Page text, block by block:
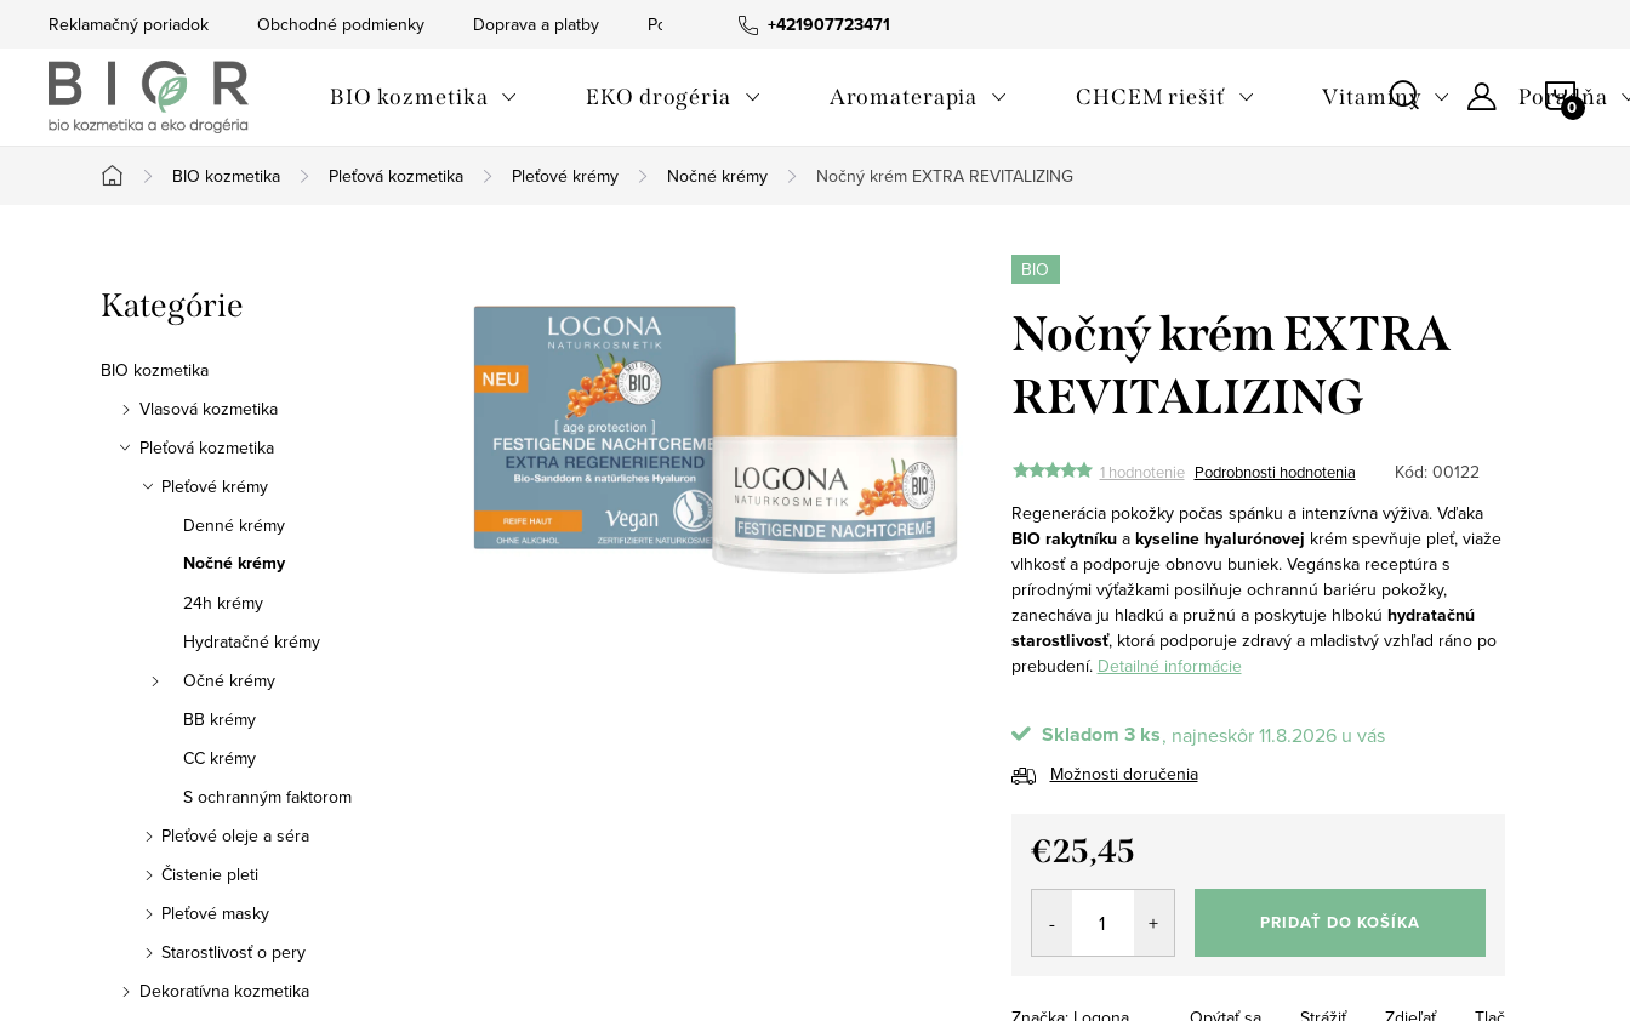
+421907723471
Reklamačný poriadok Obchodné podmienky Doprava a platby Podmienky ochrany osobných údajov
BIO kozmetika EKO drogéria Aromaterapia CHCEM riešiť Vitamíny Poradňa
Domov
BIO kozmetika Pleťová kozmetika Pleťové krémy Nočné krémy Nočný krém EXTRA REVITALIZING
o
č
n
Preskočiť
kategórie
Kategórie
BIO kozmetika
Vlasová kozmetika
Pleťová kozmetika
Pleťové krémy
Denné krémy
Nočné krémy
24h krémy
Hydratačné krémy
Očné krémy
BB krémy
CC krémy
S ochranným faktorom
Pleťové oleje a séra
Čistenie pleti
Pleťové masky
Starostlivosť o pery
Dekoratívna kozmetika
BIO
Nočný krém EXTRA
REVITALIZING
1 hodnotenie Podrobnosti hodnotenia Kód: 00122
Regenerácia pokožky počas spánku a intenzívna výživa. Vďaka
BIO rakytníkua kyseline hyalurónovej krém spevňuje pleť, viaže
vlhkosť a podporuje obnovu buniek. Vegánska receptúra s
prírodnými výťažkami posilňuje ochrannú bariéru pokožky,
zanecháva ju hladkú a pružnú a poskytuje hlbokú hydratačnú
starostlivosť, ktorá podporuje zdravý a mladistvý vzhľad ráno po
prebudení. Detailné informácie
Skladom 3 ks 11.8.2026
Možnosti doručenia
€25,45
Jednotková
PRIDAŤ DO KOŠÍKA